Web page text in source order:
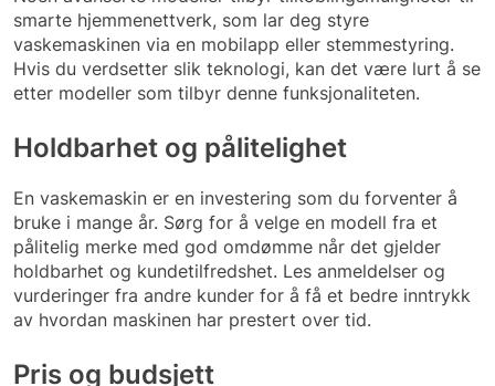
smarte hjemmenettverk, som lar deg styre
vaskemaskinen via en mobilapp eller stemmestyring.
Hvis du verdsetter slik teknologi, kan det være lurt å se
etter modeller som tilbyr denne funksjonaliteten.
Holdbarhet og pålitelighet
En vaskemaskin er en investering som du forventer å
bruke i mange år. Sørg for å velge en modell fra et
pålitelig merke med god omdømme når det gjelder
holdbarhet og kundetilfredshet. Les anmeldelser og
vurderinger fra andre kunder for å få et bedre inntrykk
av hvordan maskinen har prestert over tid.
Pris og budsjett